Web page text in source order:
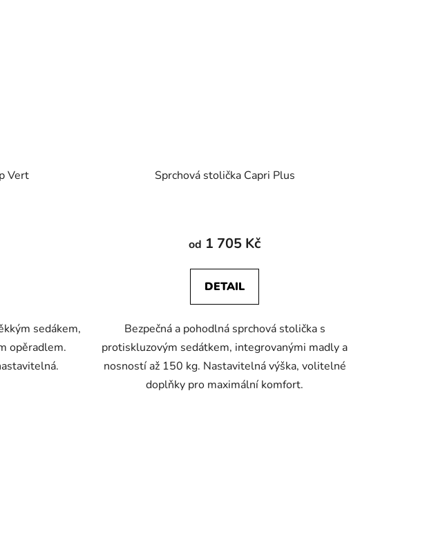
Vert
sedákem,
opěradlem.
Sprchová stolička Capri Plus
od 1 705 Kč
DETAIL
Bezpečná a pohodlná sprchová stolička s
protiskluzovým sedátkem, integrovanými madly a
nosností až 150 kg. Nastavitelná výška, volitelné
doplňky pro maximální komfort.